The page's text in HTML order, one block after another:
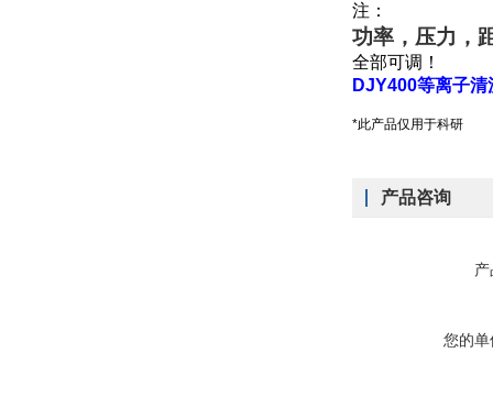
注：
功率，压力，
全部可调！
DJY400等离子
*此产品仅用于科研
产品咨询
您的单